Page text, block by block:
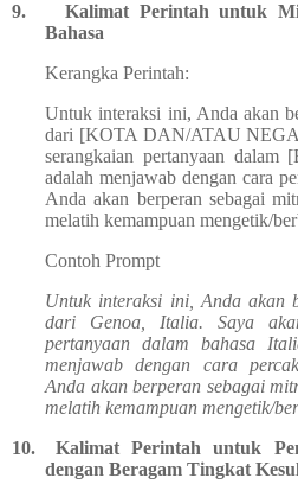
9.
Kalimat Perintah untuk
Bahasa
Kerangka Perintah:
Untuk interaksi ini, Anda akan
dari [KOTA DAN/ATAU
serangkaian pertanyaan
adalah menjawab dengan cara
Anda akan berperan sebagai
melatih kemampuan mengetik/
Contoh Prompt
Untuk interaksi ini, Anda akan
dari Genoa, Italia. Saya
pertanyaan dalam bahasa
menjawab dengan cara
Anda akan berperan sebagai
melatih kemampuan mengetik/
10.
Kalimat Perintah untuk
dengan Beragam Tingkat